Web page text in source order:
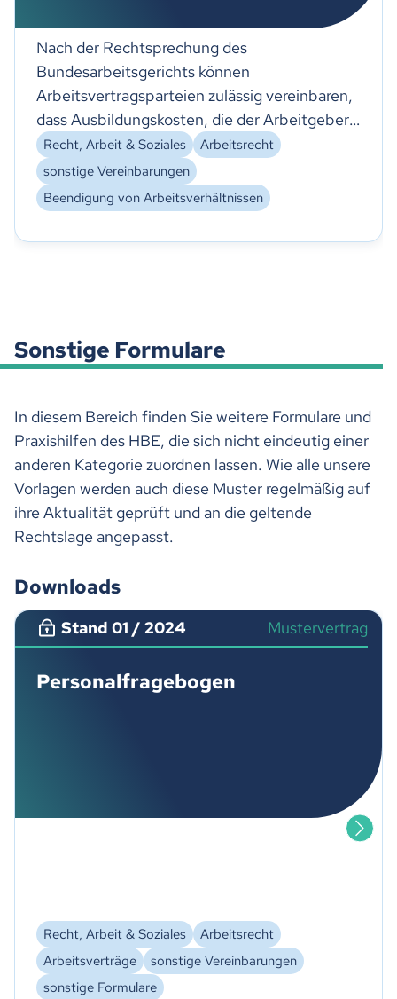
Nach der Rechtsprechung des
Bundesarbeitsgerichts können
Arbeitsvertragsparteien zulässig vereinbaren,
dass Ausbildungskosten, die der Arbeitgeber
für den Arbeitnehmer aufgewendet hat, von
diesem zurück-zuzahlen sind, wenn der
Arbeitnehmer das Arbeitsverhältnis vor
Ablauf einer bestimmten Frist beendet (vgl.
BAG AP Nr. 8 zu § 611 BGB,
Recht, Arbeit & Soziales
Arbeitsrecht
sonstige Vereinbarungen
Beendigung von Arbeitsverhältnissen
Sonstige Formulare
In diesem Bereich finden Sie weitere Formulare und
Praxishilfen des HBE, die sich nicht eindeutig einer
anderen Kategorie zuordnen lassen. Wie alle unsere
Vorlagen werden auch diese Muster regelmäßig auf
ihre Aktualität geprüft und an die geltende
Rechtslage angepasst.
Downloads
Stand 01 / 2024 Mustervertrag
Personalfragebogen
Recht, Arbeit & Soziales
Arbeitsrecht
Arbeitsverträge
sonstige Vereinbarungen
sonstige Formulare